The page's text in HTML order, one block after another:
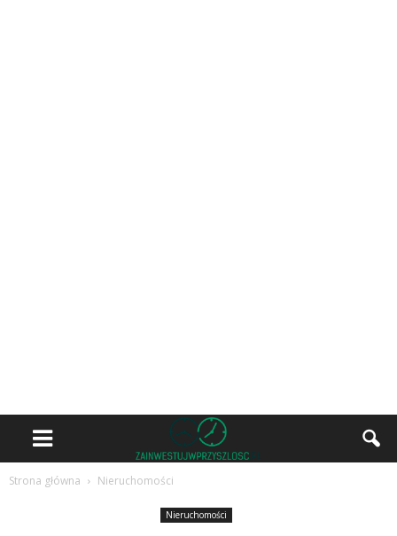
Strona główna Nieruchomości
Nieruchomości